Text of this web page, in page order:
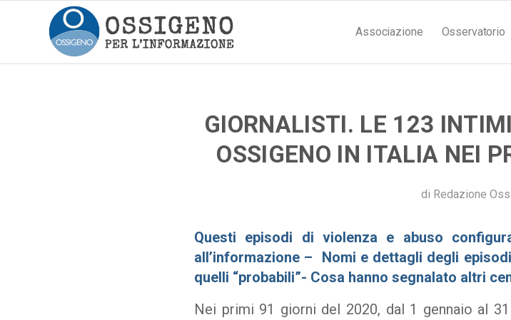
Associazione Osservatorio
GIORNALISTI. LE 123
OSSIGENO IN ITALIA NEI
di Redazione
Questi episodi di violenza e abuso
all’informazione – Nomi e dettagli degli
quelli “probabili”- Cosa hanno segnalato altri
Nei primi 91 giorni del 2020, dal 1 gennaio al